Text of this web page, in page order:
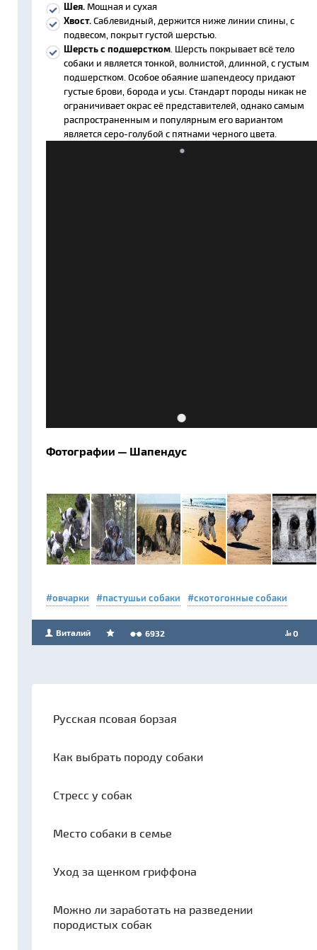
Шея. Мощная и сухая
Хвост. Саблевидный, держится ниже линии спины, с
подвесом, покрыт густой шерстью.
Шерсть с подшерстком. Шерсть покрывает всё тело
собаки и является тонкой, волнистой, длинной, с густым
подшерстком. Особое обаяние шапендеосу придают
густые брови, борода и усы. Стандарт породы никак не
ограничивает окрас её представителей, однако самым
распространенным и популярным его вариантом
является серо-голубой с пятнами черного цвета.
Фотографии — Шапендус
овчарки пастушьи собаки скотогонные собаки
Виталий 0
6932
Русская псовая борзая
Как выбрать породу собаки
Стресс у собак
Место собаки в семье
Уход за щенком гриффона
Можно ли заработать на разведении
породистых собак